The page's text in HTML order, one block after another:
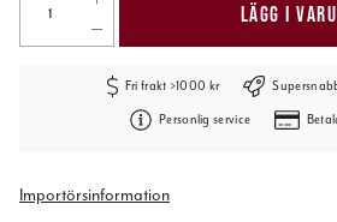
LÄGG I
Fri frakt >1000 kr
Personlig service
Importörsinformation